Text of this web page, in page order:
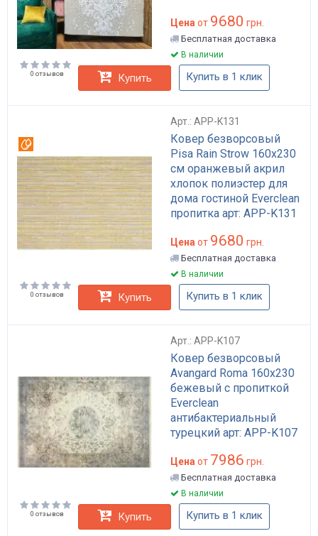
Цена от 9680 грн.
Бесплатная доставка
В наличии
0 отзывов Купить Купить в 1 клик
Арт.: APP-K131
Ковер безворсовый
Pisa Rain Strow 160x230
см оранжевый акрил
хлопок полиэстер для
дома гостиной Everclean
пропитка арт: APP-K131
Цена от 9680 грн.
Бесплатная доставка
В наличии
0 отзывов Купить Купить в 1 клик
Арт.: APP-K107
Ковер безворсовый
Avangard Roma 160х230
бежевый с пропиткой
Everclean
антибактериальный
турецкий арт: APP-K107
Цена от 7986 грн.
Бесплатная доставка
В наличии
0 отзывов Купить Купить в 1 клик